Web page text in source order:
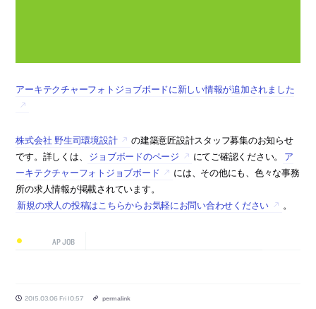
アーキテクチャーフォトジョブボードに新しい情報が追加されました
株式会社 野生司環境設計
の建築意匠設計スタッフ募集のお知らせ
です。詳しくは、
ジョブボードのページ にてご確認ください。
ア
ーキテクチャーフォトジョブボード
には、その他にも、色々な事務
所の求人情報が掲載されています。
新規の求人の投稿はこちらからお気軽にお問い合わせください
。
AP JOB
2015.03.06 Fri 10:57 permalink